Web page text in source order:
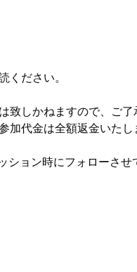
ください。
しかねますので、ご了
代金は全額返金いたし
ョン時にフォローさせ